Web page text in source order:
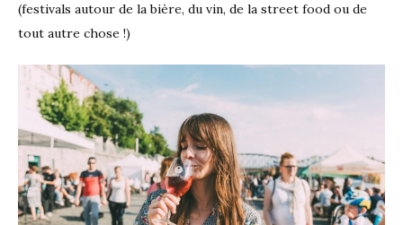
(festivals autour de la bière, du vin, de la street food ou de
tout autre chose !)